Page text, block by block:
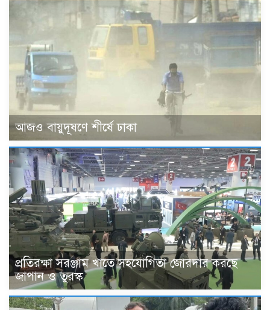
আজও বায়ুদূষণে শীর্ষে ঢাকা
প্রতিরক্ষা সরঞ্জাম খাতে সহযোগিতা জোরদার করছে
জাপান ও তুরস্ক